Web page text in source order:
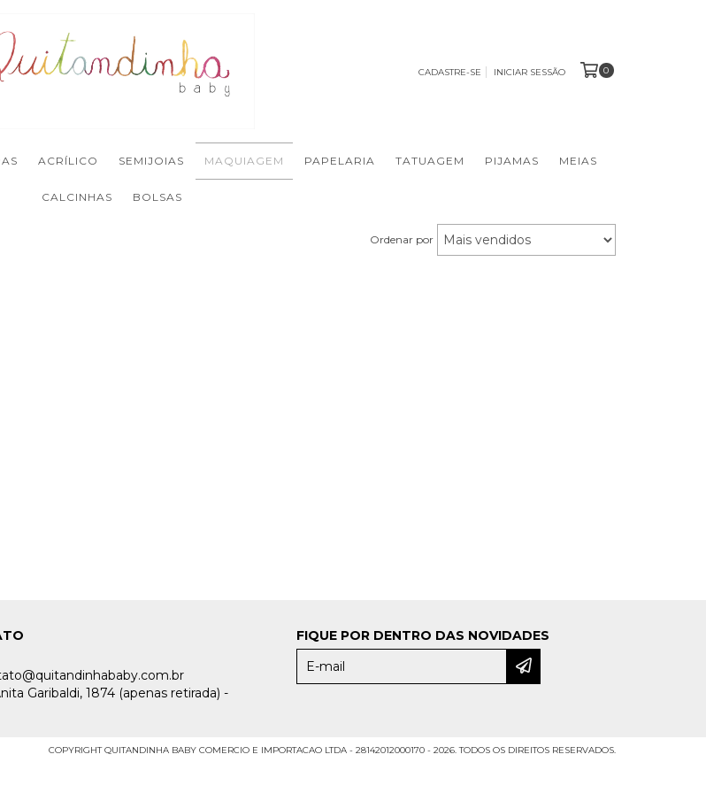
CADASTRE-SE INICIAR SESSÃO 0
ACRÍLICO SEMIJOIAS MAQUIAGEM PAPELARIA TATUAGEM PIJAMAS MEIAS
CALCINHAS BOLSAS
Ordenar por
Garibaldi, 1874 (apenas retirada) -
FIQUE POR DENTRO DAS NOVIDADES
COPYRIGHT QUITANDINHA BABY COMERCIO E IMPORTACAO LTDA - 28142012000170 - 2026. TODOS OS DIREITOS RESERVADOS.